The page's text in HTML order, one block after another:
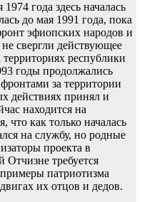
года здесь началась
до мая 1991 года, пока
эфиопских народов и
свергли действующее
республики
годы продолжались
за территории
действиях принял и
находится на
что как только началась
на службу, но родные
проекта в
Отчизне требуется
патриотизма
их отцов и дедов.